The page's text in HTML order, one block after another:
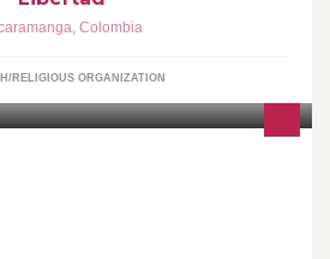
, Colombia
RELIGIOUS ORGANIZATION